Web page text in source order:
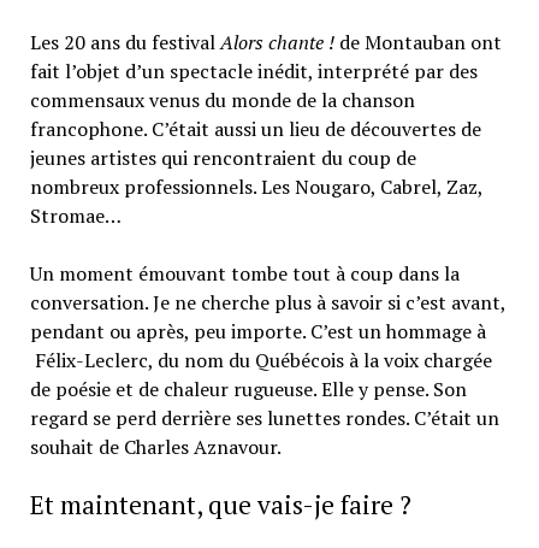
Les 20 ans du festivalAlors chante ! de Montauban ont
fait l’objet d’un spectacle inédit, interprété par des
commensaux venus du monde de la chanson
francophone. C’était aussi un lieu de découvertes de
jeunes artistes qui rencontraient du coup de
nombreux professionnels. Les Nougaro, Cabrel, Zaz,
Stromae…
Un moment émouvant tombe tout à coup dans la
conversation. Je ne cherche plus à savoir si c’est avant,
pendant ou après, peu importe. C’est un hommage à
Félix-Leclerc, du nom du Québécois à la voix chargée
de poésie et de chaleur rugueuse. Elle y pense. Son
regard se perd derrière ses lunettes rondes. C’était un
souhait de Charles Aznavour.
Et maintenant, que vais-je faire ?